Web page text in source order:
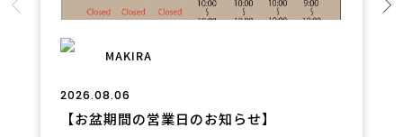
MAKIRA
2026.08.06
【お盆期間の営業日のお知らせ】